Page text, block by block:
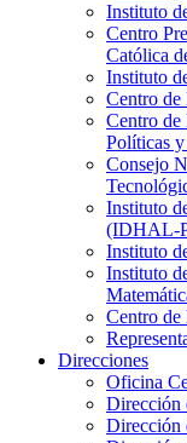
Instituto
Centro
Católica
Instituto
Centro de
Centro de
Políticas
Consejo
Instituto
(IDHAL-
Instituto
Instituto
Centro de
Direcciones
Oficina
Dirección
Dirección